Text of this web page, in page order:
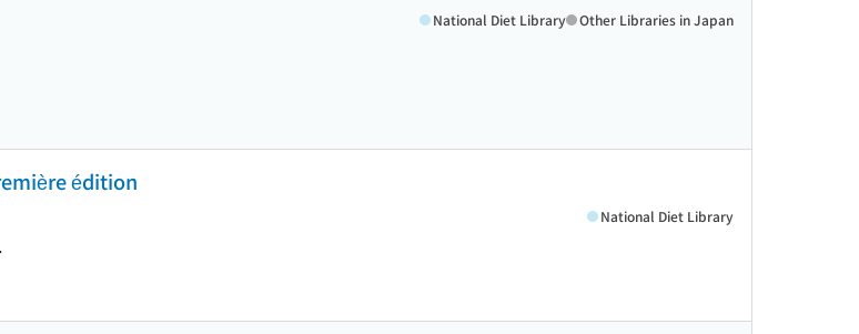
National Diet Library Other Libraries in Japan
édition
National Diet Library